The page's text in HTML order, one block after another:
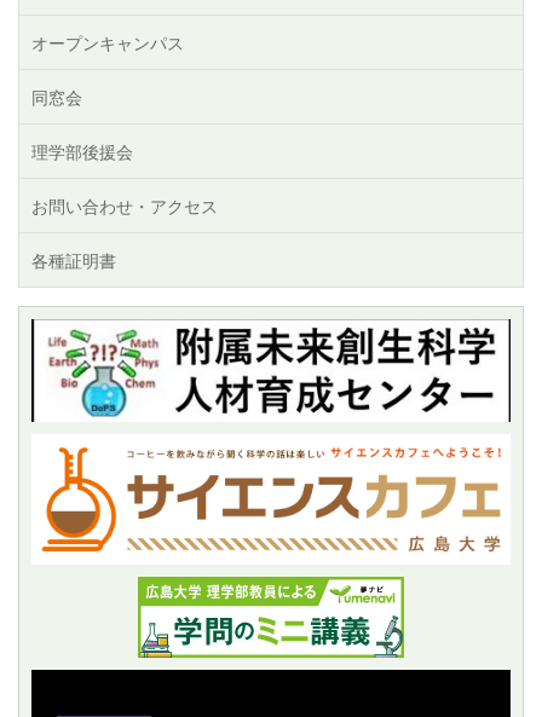
オープンキャンパス
同窓会
理学部後援会
お問い合わせ・アクセス
各種証明書